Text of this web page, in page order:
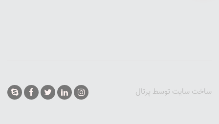
ساخت سایت توسط پرتال